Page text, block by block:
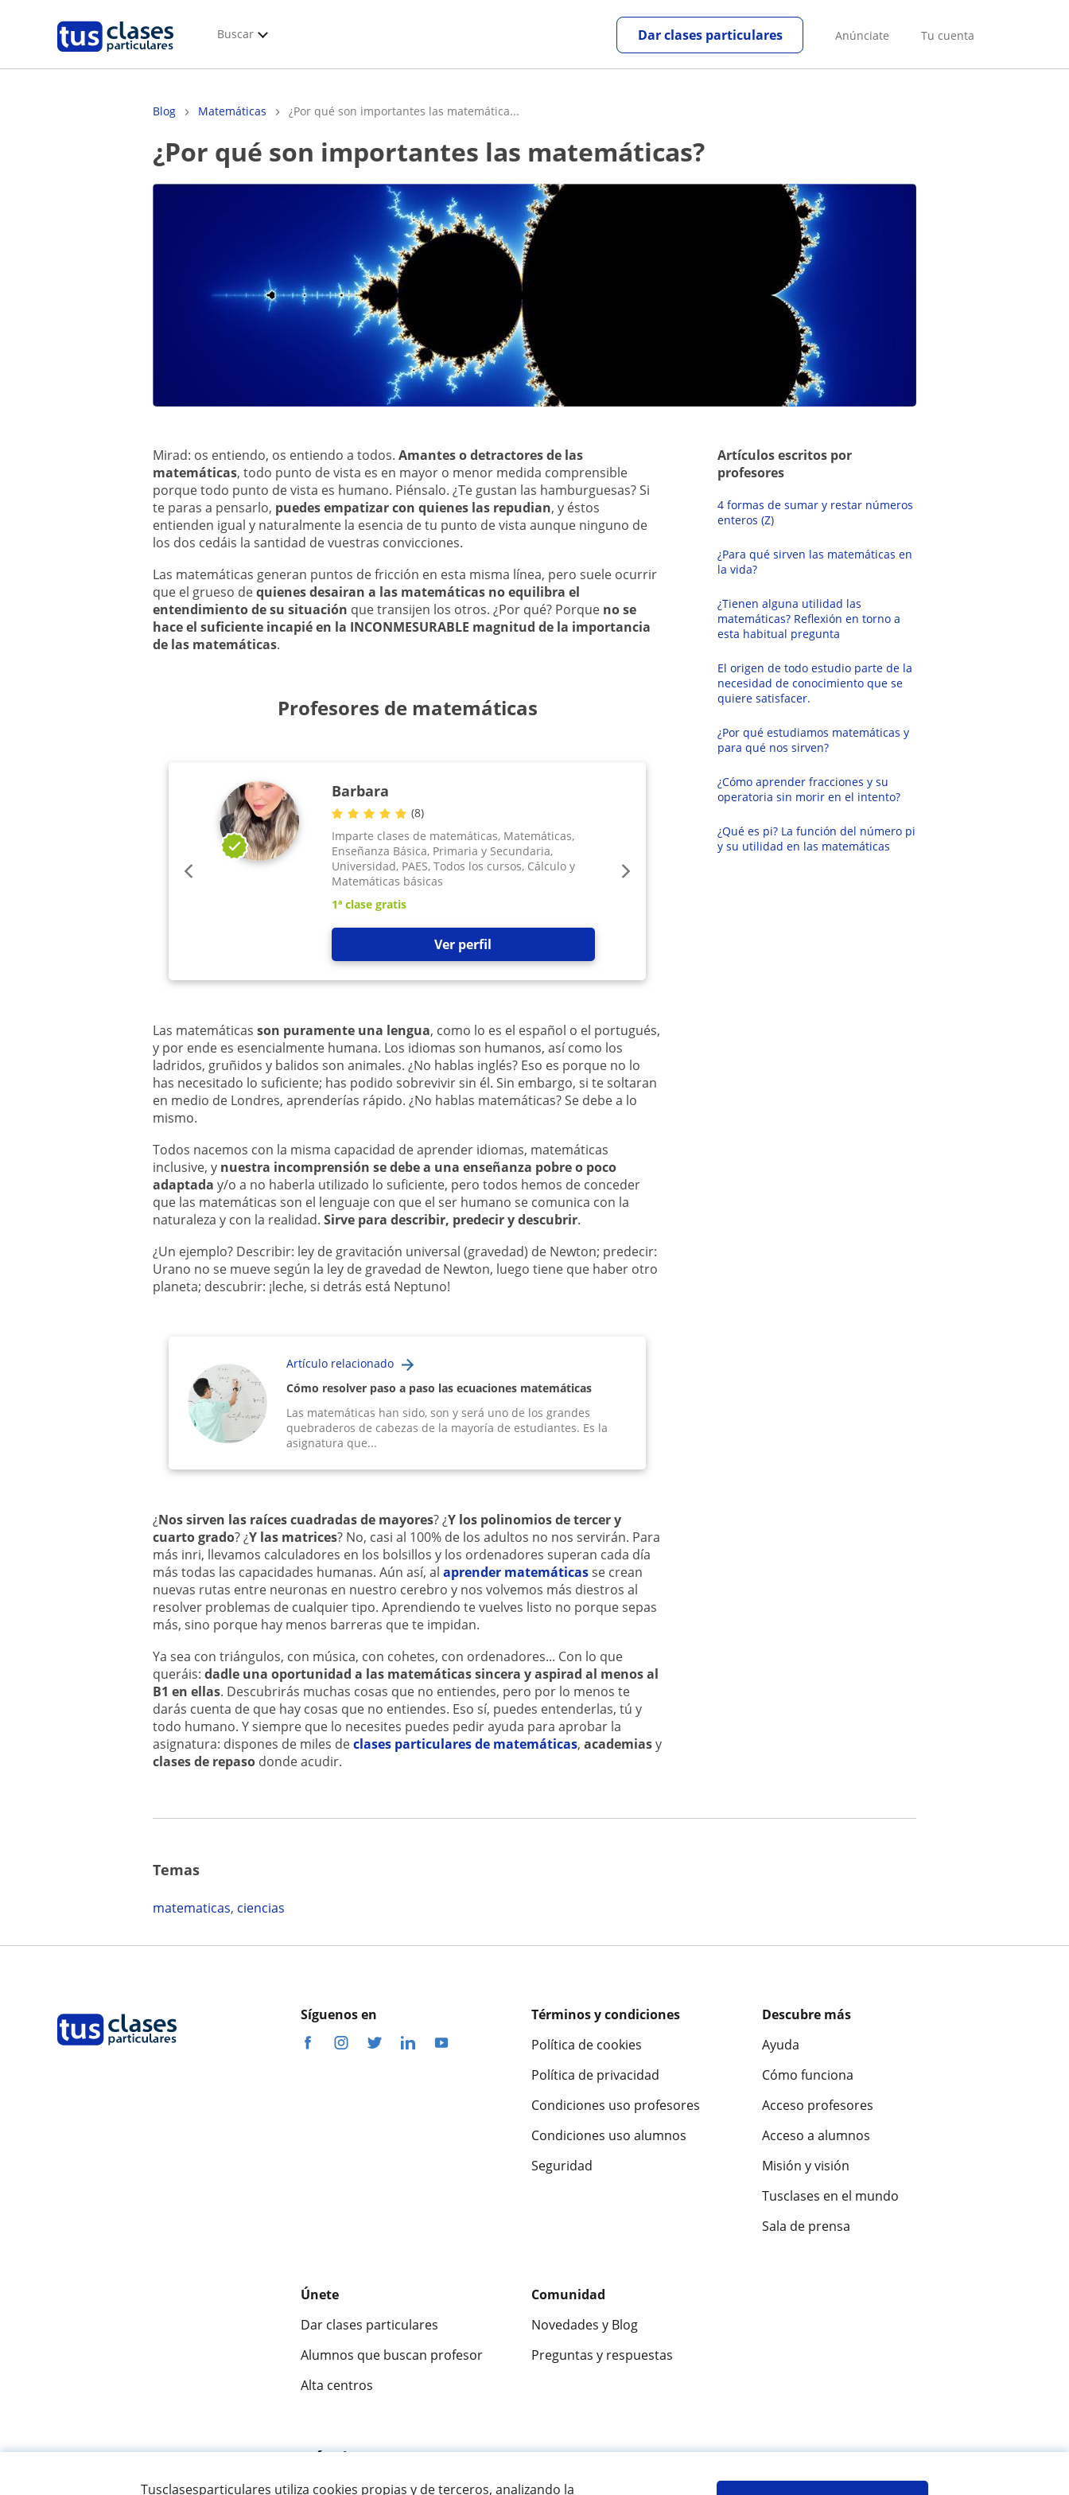
Tusclasesparticulares utiliza cookies propias y de terceros, analizando la
Buscar Anúnciate Tu cuenta
Dar clases particulares
Blog Matemáticas ¿Por qué son importantes las matemática...
¿Por qué son importantes las matemáticas?
Mirad: os entiendo, os entiendo a todos. Amantes o detractores de las
matemáticas, todo punto de vista es en mayor o menor medida comprensible
porque todo punto de vista es humano. Piénsalo. ¿Te gustan las hamburguesas? Si
te paras a pensarlo, puedes empatizar con quienes las repudian, y éstos
entienden igual y naturalmente la esencia de tu punto de vista aunque ninguno de
los dos cedáis la santidad de vuestras convicciones.
Las matemáticas generan puntos de fricción en esta misma línea, pero suele ocurrir
que el grueso dequienes desairan a las matemáticas no equilibra el
entendimiento de su situación que transijen los otros. ¿Por qué? Porque no se
hace el suficiente incapié en la INCONMESURABLE magnitud de la importancia
de las matemáticas.
Profesores de matemáticas
Barbara
(8)
Imparte clases de matemáticas, Matemáticas,
Enseñanza Básica, Primaria y Secundaria,
Universidad, PAES, Todos los cursos, Cálculo y
Matemáticas básicas
1ª clase gratis
Ver perfil
Las matemáticas son puramente una lengua, como lo es el español o el portugués,
y por ende es esencialmente humana. Los idiomas son humanos, así como los
ladridos, gruñidos y balidos son animales. ¿No hablas inglés? Eso es porque no lo
has necesitado lo suficiente; has podido sobrevivir sin él. Sin embargo, si te soltaran
en medio de Londres, aprenderías rápido. ¿No hablas matemáticas? Se debe a lo
mismo.
Todos nacemos con la misma capacidad de aprender idiomas, matemáticas
inclusive, y nuestra incomprensión se debe a una enseñanza pobre o poco
adaptada y/o a no haberla utilizado lo suficiente, pero todos hemos de conceder
que las matemáticas son el lenguaje con que el ser humano se comunica con la
naturaleza y con la realidad. Sirve para describir, predecir y descubrir.
¿Un ejemplo? Describir: ley de gravitación universal (gravedad) de Newton; predecir:
Urano no se mueve según la ley de gravedad de Newton, luego tiene que haber otro
planeta; descubrir: ¡leche, si detrás está Neptuno!
Artículo relacionado
Cómo resolver paso a paso las ecuaciones matemáticas
Las matemáticas han sido, son y será uno de los grandes
quebraderos de cabezas de la mayoría de estudiantes. Es la
asignatura que...
¿Nos sirven las raíces cuadradas de mayores? ¿Y los polinomios de tercer y
cuarto grado? ¿Y las matrices? No, casi al 100% de los adultos no nos servirán. Para
más inri, llevamos calculadores en los bolsillos y los ordenadores superan cada día
más todas las capacidades humanas. Aún así, al aprender matemáticasse crean
nuevas rutas entre neuronas en nuestro cerebro y nos volvemos más diestros al
resolver problemas de cualquier tipo. Aprendiendo te vuelves listo no porque sepas
más, sino porque hay menos barreras que te impidan.
Ya sea con triángulos, con música, con cohetes, con ordenadores... Con lo que
queráis: dadle una oportunidad a las matemáticas sincera y aspirad al menos al
B1 en ellas. Descubrirás muchas cosas que no entiendes, pero por lo menos te
darás cuenta de que hay cosas que no entiendes. Eso sí, puedes entenderlas, tú y
todo humano. Y siempre que lo necesites puedes pedir ayuda para aprobar la
asignatura: dispones de miles declases particulares de matemáticas, academiasy
clases de repaso donde acudir.
Artículos escritos por
profesores
4 formas de sumar y restar números
enteros (Z)
¿Para qué sirven las matemáticas en
la vida?
¿Tienen alguna utilidad las
matemáticas? Reflexión en torno a
esta habitual pregunta
El origen de todo estudio parte de la
necesidad de conocimiento que se
quiere satisfacer.
¿Por qué estudiamos matemáticas y
para qué nos sirven?
¿Cómo aprender fracciones y su
operatoria sin morir en el intento?
¿Qué es pi? La función del número pi
y su utilidad en las matemáticas
Temas
matematicas, ciencias
Síguenos en
Términos y condiciones
Política de cookies
Política de privacidad
Condiciones uso profesores
Condiciones uso alumnos
Seguridad
Descubre más
Ayuda
Cómo funciona
Acceso profesores
Acceso a alumnos
Misión y visión
Tusclases en el mundo
Sala de prensa
Únete
Dar clases particulares
Alumnos que buscan profesor
Alta centros
Comunidad
Novedades y Blog
Preguntas y respuestas
Fantástica 9,5/10 ★★★★★